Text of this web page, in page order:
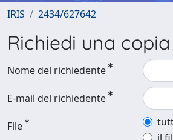
IRIS 2434/627642
Richiedi una
Nome del richiedente
E-mail del richiedente
File